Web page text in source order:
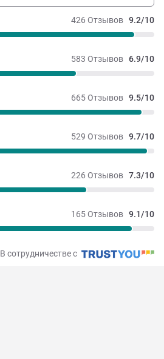
426 Отзывов 9.2/10
583 Отзывов 6.9/10
665 Отзывов 9.5/10
529 Отзывов 9.7/10
226 Отзывов 7.3/10
165 Отзывов 9.1/10
В сотрудничестве с